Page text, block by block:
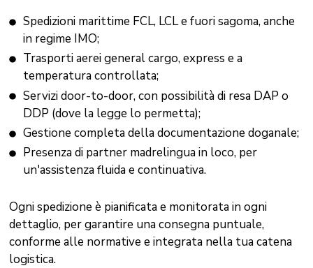
Spedizioni marittime FCL, LCL e fuori sagoma, anche
in regime IMO;
Trasporti aerei general cargo, express e a
temperatura controllata;
Servizi door-to-door, con possibilità di resa DAP o
DDP (dove la legge lo permetta);
Gestione completa della documentazione doganale;
Presenza di partner madrelingua in loco, per
un'assistenza fluida e continuativa.
Ogni spedizione è pianificata e monitorata in ogni
dettaglio, per garantire una consegna puntuale,
conforme alle normative e integrata nella tua catena
logistica.